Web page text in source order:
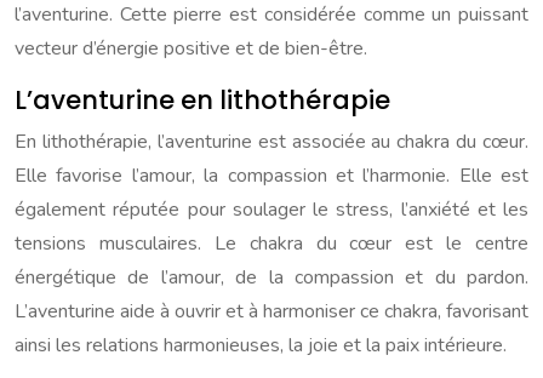
l’aventurine. Cette pierre est considérée comme un puissant
vecteur d’énergie positive et de bien-être.
L’aventurine en lithothérapie
En lithothérapie, l’aventurine est associée au chakra du cœur.
Elle favorise l’amour, la compassion et l’harmonie. Elle est
également réputée pour soulager le stress, l’anxiété et les
tensions musculaires. Le chakra du cœur est le centre
énergétique de l’amour, de la compassion et du pardon.
L’aventurine aide à ouvrir et à harmoniser ce chakra, favorisant
ainsi les relations harmonieuses, la joie et la paix intérieure.